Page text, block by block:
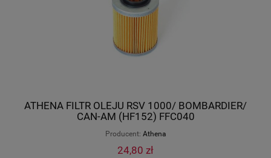
ATHENA FILTR OLEJU RSV 1000/ BOMBARDIER/
CAN-AM (HF152) FFC040
Producent: Athena
24,80 zł